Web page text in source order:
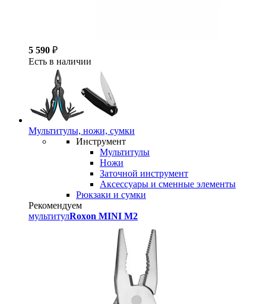
5 590 ₽
Есть в наличии
Мультитулы, ножи, сумки
Инструмент
Мультитулы
Ножи
Заточной инструмент
Аксессуары и сменные элементы
Рюкзаки и сумки
Рекомендуем
мультитулRoxon MINI M2